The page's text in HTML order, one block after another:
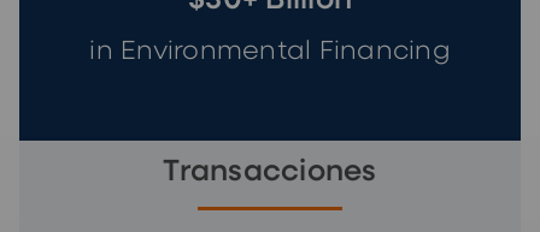
in Environmental Financing
Transacciones